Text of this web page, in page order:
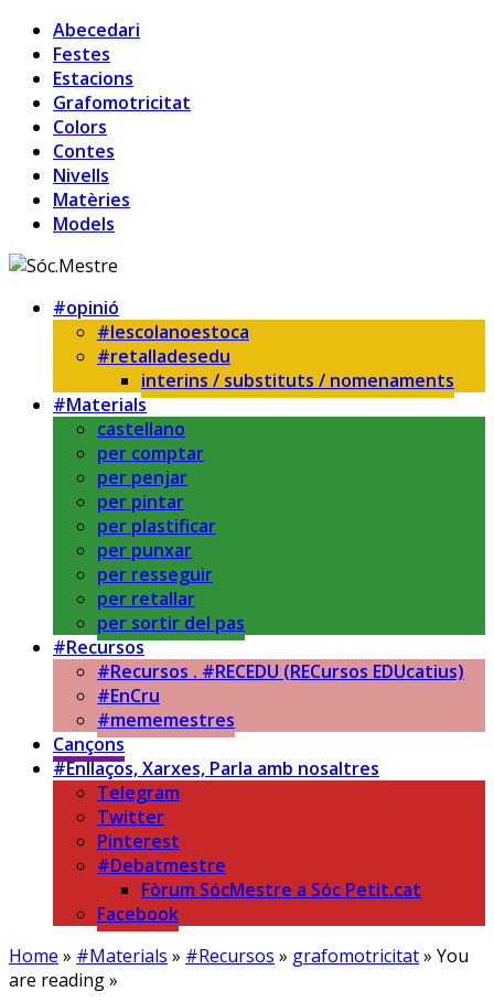
Abecedari
Festes
Estacions
Grafomotricitat
Colors
Contes
Nivells
Matèries
Models
#opinió
#lescolanoestoca
#retalladesedu
interins / substituts / nomenaments
#Materials
castellano
per comptar
per penjar
per pintar
per plastificar
per punxar
per resseguir
per retallar
per sortir del pas
#Recursos
#Recursos . #RECEDU (RECursos EDUcatius)
#EnCru
#mememestres
Cançons
#Enllaços, Xarxes, Parla amb nosaltres
Telegram
Twitter
Pinterest
#Debatmestre
Fòrum SócMestre a Sóc Petit.cat
Facebook
Home » #Materials » #Recursos » grafomotricitat» You
are reading »